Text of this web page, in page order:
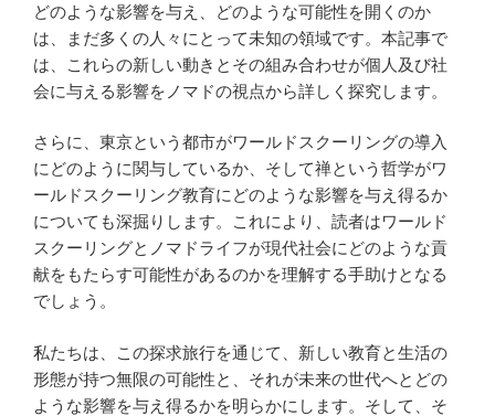
どのような影響を与え、どのような可能性を開くのか
は、まだ多くの人々にとって未知の領域です。本記事で
は、これらの新しい動きとその組み合わせが個人及び社
会に与える影響をノマドの視点から詳しく探究します。
さらに、東京という都市がワールドスクーリングの導入
にどのように関与しているか、そして禅という哲学がワ
ールドスクーリング教育にどのような影響を与え得るか
についても深掘りします。これにより、読者はワールド
スクーリングとノマドライフが現代社会にどのような貢
献をもたらす可能性があるのかを理解する手助けとなる
でしょう。
私たちは、この探求旅行を通じて、新しい教育と生活の
形態が持つ無限の可能性と、それが未来の世代へとどの
ような影響を与え得るかを明らかにします。そして、そ